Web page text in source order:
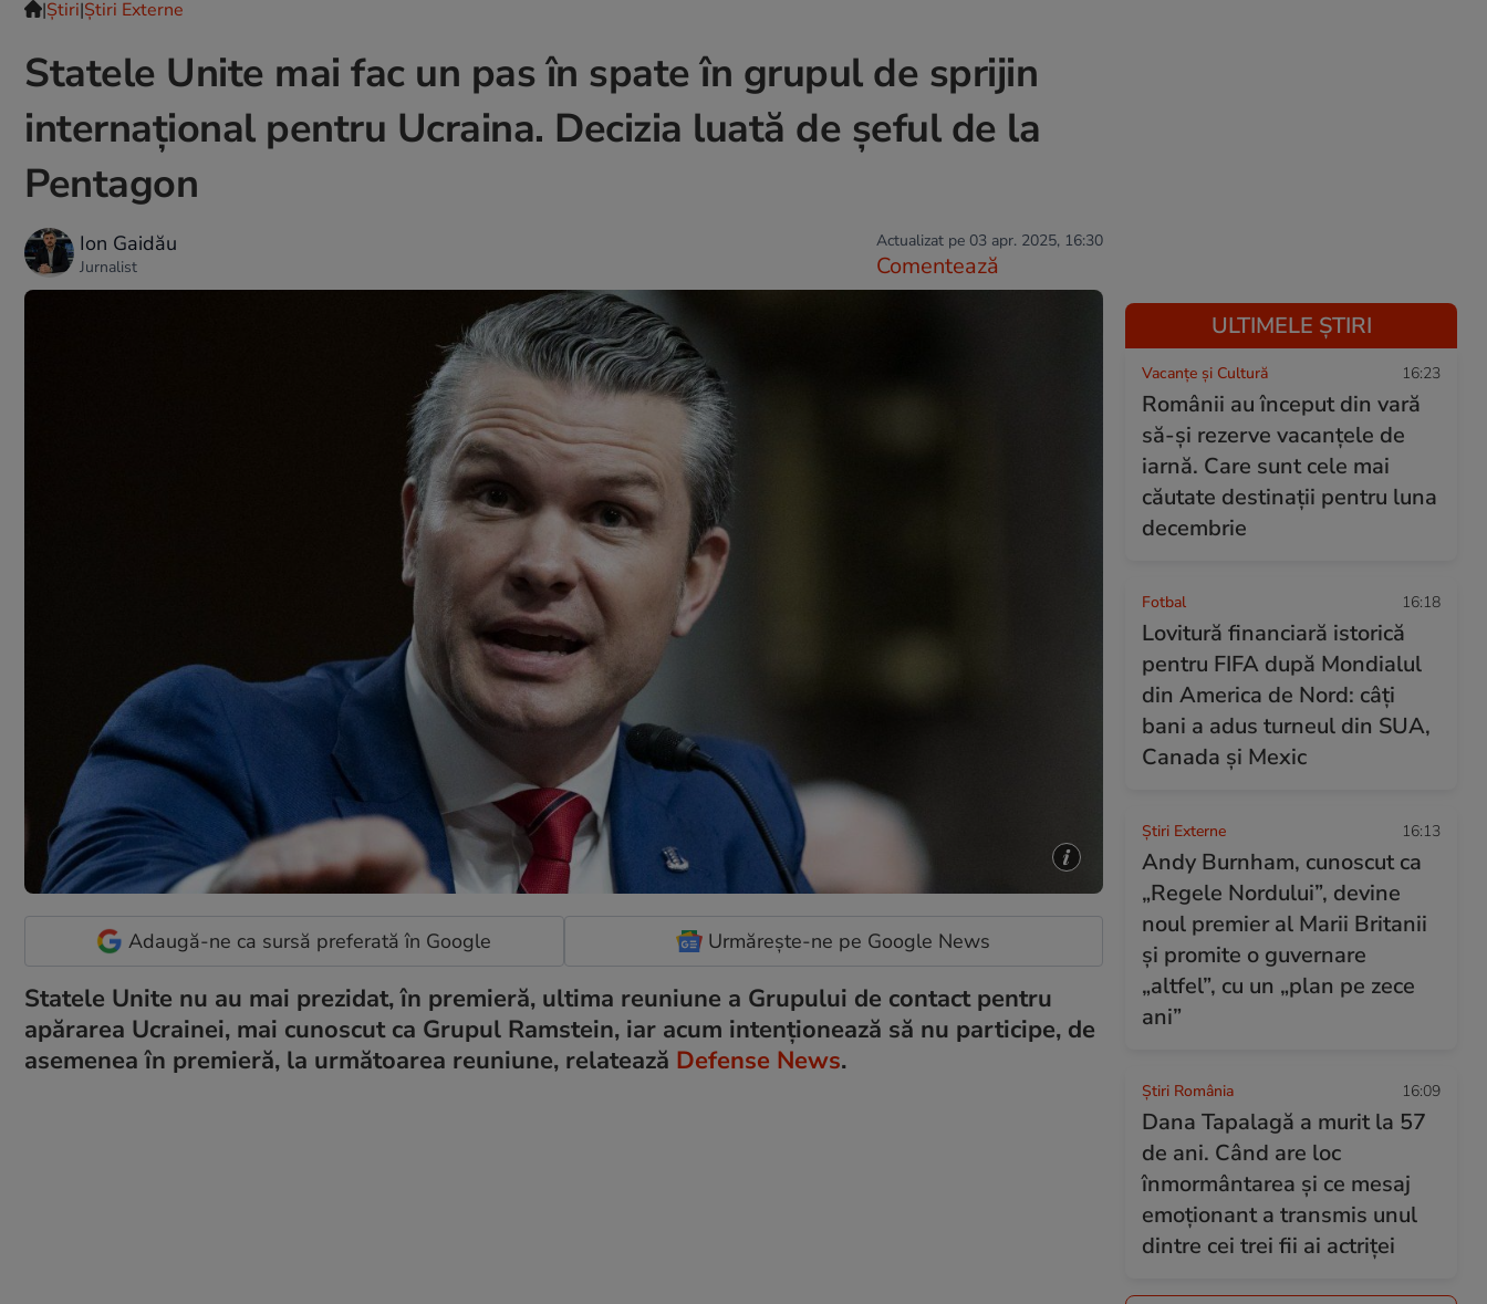
|Ştiri|Știri Externe
Statele Unite mai fac un pas în spate în grupul de sprijin
internațional pentru Ucraina. Decizia luată de șeful de la
Pentagon
Ion Gaidău
Jurnalist
Actualizat pe 03 apr. 2025, 16:30
Comentează
Adaugă-ne ca sursă preferată în Google Urmărește-ne pe Google News
Statele Unite nu au mai prezidat, în premieră, ultima reuniune a Grupului de contact pentru
apărarea Ucrainei, mai cunoscut ca Grupul Ramstein, iar acum intenționează să nu participe, de
asemenea în premieră, la următoarea reuniune, relatează Defense News.
ULTIMELE ȘTIRI
Vacanțe și Cultură 16:23
Românii au început din vară
să-și rezerve vacanțele de
iarnă. Care sunt cele mai
căutate destinații pentru luna
decembrie
Fotbal 16:18
Lovitură financiară istorică
pentru FIFA după Mondialul
din America de Nord: câți
bani a adus turneul din SUA,
Canada și Mexic
Știri Externe 16:13
Andy Burnham, cunoscut ca
„Regele Nordului”, devine
noul premier al Marii Britanii
și promite o guvernare
„altfel”, cu un „plan pe zece
ani”
Știri România 16:09
Dana Tapalagă a murit la 57
de ani. Când are loc
înmormântarea și ce mesaj
emoționant a transmis unul
dintre cei trei fii ai actriței